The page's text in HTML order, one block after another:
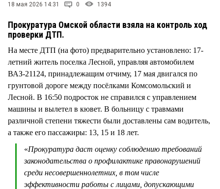
18 мая 2026 14:31 0 1394
Прокуратура Омской области взяла на контроль ход
проверки ДТП.
На месте ДТП (на фото) предварительно установлено: 17-
летний житель поселка Лесной, управляя автомобилем
ВАЗ-21124, принадлежащим отчиму, 17 мая двигался по
грунтовой дороге между посёлками Комсомольский и
Лесной. В 16:50 подросток не справился с управлением
машины и вылетел в кювет. В больницу с травмами
различной степени тяжести были доставлены сам водитель,
а также его пассажиры: 13, 15 и 18 лет.
«Прокуратура даст оценку соблюдению требований
законодательства о профилактике правонарушений
среди несовершеннолетних, в том числе
эффективности работы с лицами, допускающими